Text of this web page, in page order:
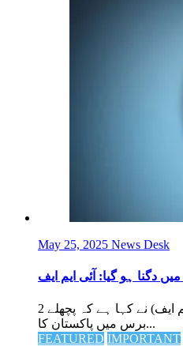
May 25, 2025 News Desk
عالمی مالیاتی ادارے (آئی ایم ایف) نے کہا ہے کہ پچھلے 2
برس میں پاکستان کا...
FEATURED IMPORTANT